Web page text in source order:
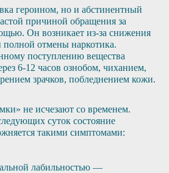
героином, но и абстинентный
причиной обращения за
Он возникает из-за снижения
полной отмены наркотика.
поступлению вещества
6-12 часов ознобом, чиханием,
зрачков, побледнением кожи.
не исчезают со временем.
суток состояние
такими симптомами:
лабильностью —